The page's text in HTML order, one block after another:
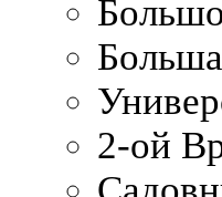
2-ой